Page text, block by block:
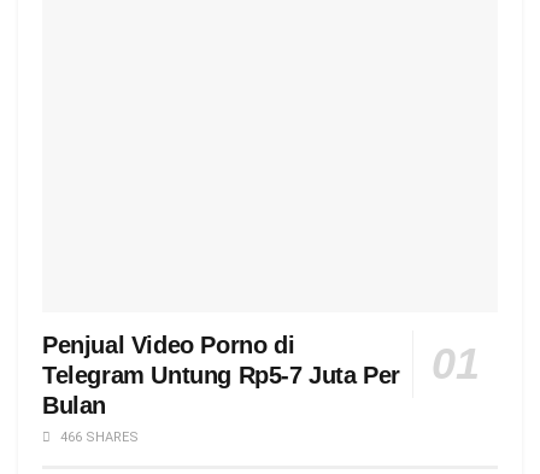
Penjual Video Porno di
Telegram Untung Rp5-7 Juta Per
Bulan
466 SHARES